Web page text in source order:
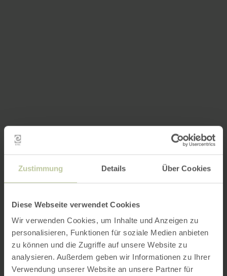
Zustimmung Details Über Cookies
Diese Webseite verwendet Cookies
Wir verwenden Cookies, um Inhalte und Anzeigen zu
personalisieren, Funktionen für soziale Medien anbieten
zu können und die Zugriffe auf unsere Website zu
analysieren. Außerdem geben wir Informationen zu Ihrer
Verwendung unserer Website an unsere Partner für